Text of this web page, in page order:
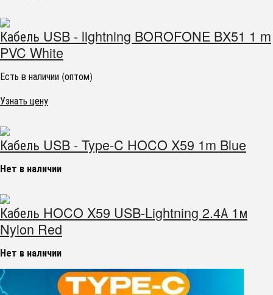
Кабель USB - lightning BOROFONE BX51 1 m
PVC White
Есть в наличии (оптом)
Узнать цену
Кабель USB - Type-C HOCO X59 1m Blue
Нет в наличии
Кабель HOCO X59 USB-Lightning 2.4А 1м
Nylon Red
Нет в наличии